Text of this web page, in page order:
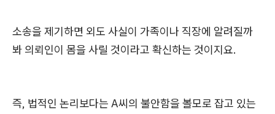
소송을 제기하면 외도 사실이 가족이나 직장에 알려질까
봐 의뢰인이 몸을 사릴 것이라고 확신하는 것이지요.
즉, 법적인 논리보다는 A씨의 불안함을 볼모로 잡고 있는